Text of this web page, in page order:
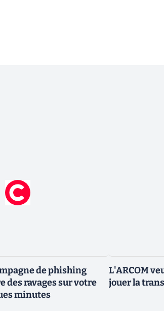
de phishing
des ravages sur votre
minutes
L'ARCOM
jouer la